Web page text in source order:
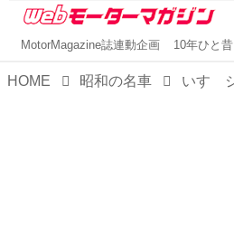
MotorMagazine誌連動企画 10年ひと昔
HOME 昭和の名車